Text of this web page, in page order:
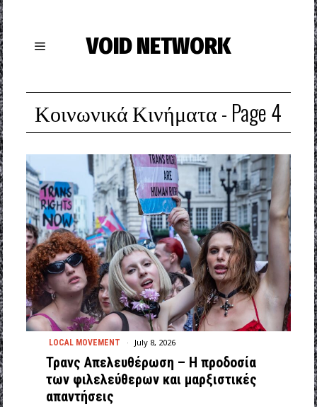
VOID NETWORK
Κοινωνικά Κινήματα- Page 4
LOCAL MOVEMENT July 8, 2026
Τρανς Απελευθέρωση – Η προδοσία
των φιλελεύθερων και μαρξιστικές
απαντήσεις